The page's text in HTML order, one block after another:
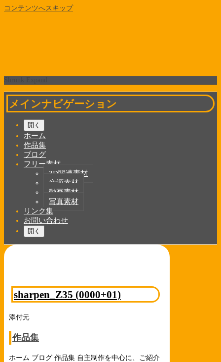
コンテンツへスキップ
メインナビゲーション
開く
ホーム
作品集
ブログ
フリー素材
3D関連素材
音源素材
動画素材
写真素材
リンク集
お問い合わせ
開く
sharpen_Z35 (0000+01)
添付元
作品集
ホーム ブログ 作品集 自主制作を中心に、ご紹介